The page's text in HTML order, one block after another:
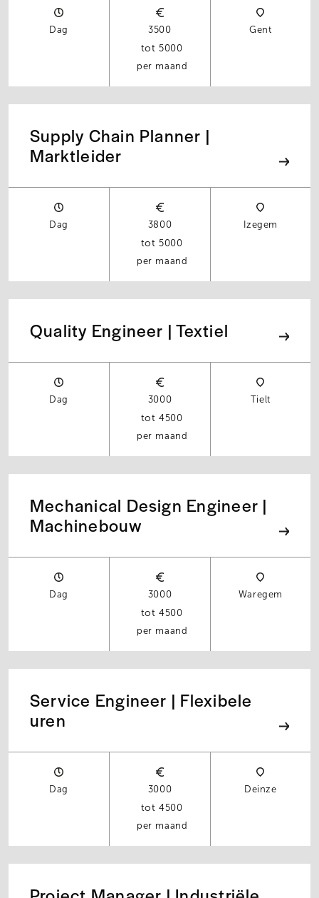
Dag
3500
5000
per maand
Gent
Supply Chain Planner |
Marktleider
Dag
3800
5000
per maand
Izegem
Quality Engineer | Textiel
Dag
3000
4500
per maand
Tielt
Mechanical Design Engineer |
Machinebouw
Dag
3000
4500
per maand
Waregem
Service Engineer | Flexibele
uren
Dag
3000
4500
per maand
Deinze